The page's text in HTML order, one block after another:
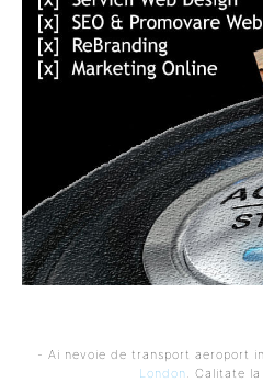
- Ai nevoie de transport aeroport
London. Calitate